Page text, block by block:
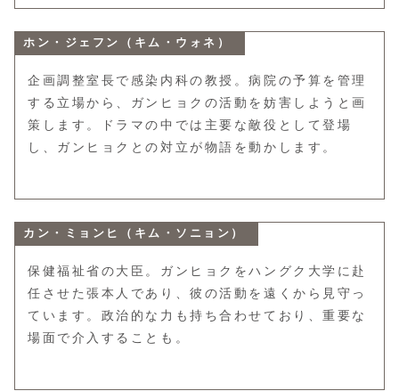
ホン・ジェフン（キム・ウォネ）
企画調整室長で感染内科の教授。病院の予算を管理
する立場から、ガンヒョクの活動を妨害しようと画
策します。ドラマの中では主要な敵役として登場
し、ガンヒョクとの対立が物語を動かします。
カン・ミョンヒ（キム・ソニョン）
保健福祉省の大臣。ガンヒョクをハングク大学に赴
任させた張本人であり、彼の活動を遠くから見守っ
ています。政治的な力も持ち合わせており、重要な
場面で介入することも。